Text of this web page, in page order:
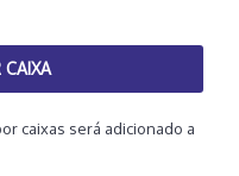
caixas será adicionado a